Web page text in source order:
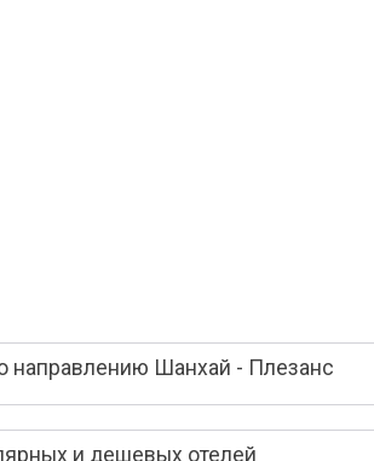
направлению Шанхай - Плезанс
и дешевых отелей